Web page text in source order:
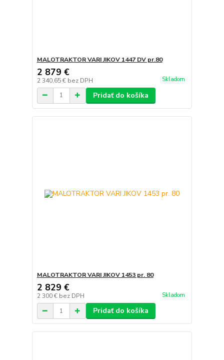
MALOTRAKTOR VARI JIKOV 1447 DV pr.80
2 879 €
2 340,65 € bez DPH Skladom
Pridať do košíka
MALOTRAKTOR VARI JIKOV 1453 pr. 80
2 829 €
2 300 € bez DPH Skladom
Pridať do košíka